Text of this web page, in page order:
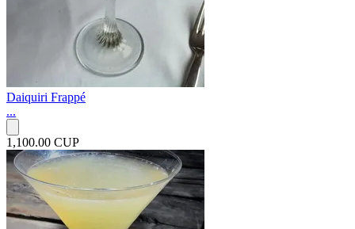
Daiquiri Frappé
...
1,100.00 CUP